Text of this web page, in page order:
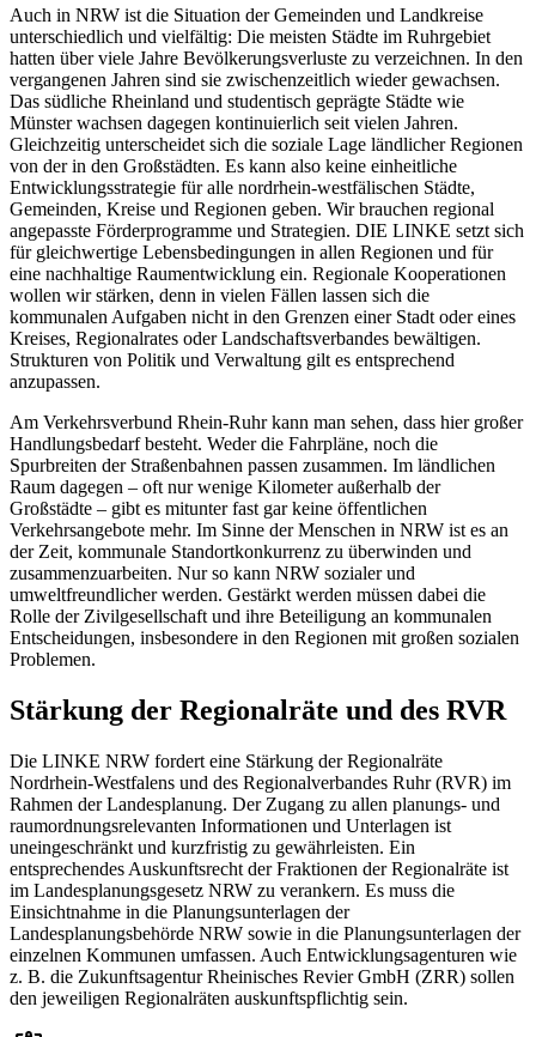
Auch in NRW ist die Situation der Gemeinden und Landkreise
unterschiedlich und vielfältig: Die meisten Städte im Ruhrgebiet
hatten über viele Jahre Bevölkerungsverluste zu verzeichnen. In den
vergangenen Jahren sind sie zwischenzeitlich wieder gewachsen.
Das südliche Rheinland und studentisch geprägte Städte wie
Münster wachsen dagegen kontinuierlich seit vielen Jahren.
Gleichzeitig unterscheidet sich die soziale Lage ländlicher Regionen
von der in den Großstädten. Es kann also keine einheitliche
Entwicklungsstrategie für alle nordrhein-westfälischen Städte,
Gemeinden, Kreise und Regionen geben. Wir brauchen regional
angepasste Förderprogramme und Strategien. DIE LINKE setzt sich
für gleichwertige Lebensbedingungen in allen Regionen und für
eine nachhaltige Raumentwicklung ein. Regionale Kooperationen
wollen wir stärken, denn in vielen Fällen lassen sich die
kommunalen Aufgaben nicht in den Grenzen einer Stadt oder eines
Kreises, Regionalrates oder Landschaftsverbandes bewältigen.
Strukturen von Politik und Verwaltung gilt es entsprechend
anzupassen.
Am Verkehrsverbund Rhein-Ruhr kann man sehen, dass hier großer
Handlungsbedarf besteht. Weder die Fahrpläne, noch die
Spurbreiten der Straßenbahnen passen zusammen. Im ländlichen
Raum dagegen – oft nur wenige Kilometer außerhalb der
Großstädte – gibt es mitunter fast gar keine öffentlichen
Verkehrsangebote mehr. Im Sinne der Menschen in NRW ist es an
der Zeit, kommunale Standortkonkurrenz zu überwinden und
zusammenzuarbeiten. Nur so kann NRW sozialer und
umweltfreundlicher werden. Gestärkt werden müssen dabei die
Rolle der Zivilgesellschaft und ihre Beteiligung an kommunalen
Entscheidungen, insbesondere in den Regionen mit großen sozialen
Problemen.
Stärkung der Regionalräte und des RVR
Die LINKE NRW fordert eine Stärkung der Regionalräte
Nordrhein-Westfalens und des Regionalverbandes Ruhr (RVR) im
Rahmen der Landesplanung. Der Zugang zu allen planungs- und
raumordnungsrelevanten Informationen und Unterlagen ist
uneingeschränkt und kurzfristig zu gewährleisten. Ein
entsprechendes Auskunftsrecht der Fraktionen der Regionalräte ist
im Landesplanungsgesetz NRW zu verankern. Es muss die
Einsichtnahme in die Planungsunterlagen der
Landesplanungsbehörde NRW sowie in die Planungsunterlagen der
einzelnen Kommunen umfassen. Auch Entwicklungsagenturen wie
z. B. die Zukunftsagentur Rheinisches Revier GmbH (ZRR) sollen
den jeweiligen Regionalräten auskunftspflichtig sein.